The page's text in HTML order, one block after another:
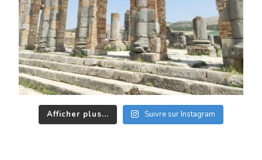
Afficher plus... Suivre sur Instagram